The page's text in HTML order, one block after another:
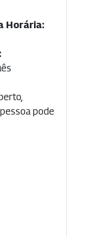
Horária:
pode